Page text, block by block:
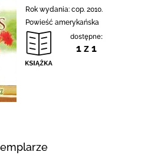
Rok wydania: cop. 2010.
Powieść amerykańska
dostępne:
1 z 1